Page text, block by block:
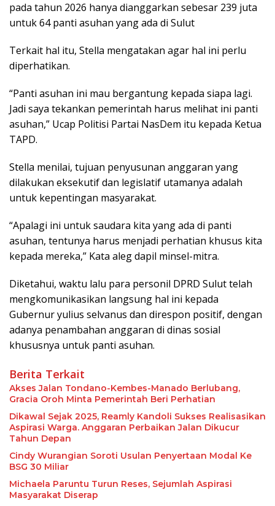
pada tahun 2026 hanya dianggarkan sebesar 239 juta
untuk 64 panti asuhan yang ada di Sulut
Terkait hal itu, Stella mengatakan agar hal ini perlu
diperhatikan.
“Panti asuhan ini mau bergantung kepada siapa lagi.
Jadi saya tekankan pemerintah harus melihat ini panti
asuhan,” Ucap Politisi Partai NasDem itu kepada Ketua
TAPD.
Stella menilai, tujuan penyusunan anggaran yang
dilakukan eksekutif dan legislatif utamanya adalah
untuk kepentingan masyarakat.
“Apalagi ini untuk saudara kita yang ada di panti
asuhan, tentunya harus menjadi perhatian khusus kita
kepada mereka,” Kata aleg dapil minsel-mitra.
Diketahui, waktu lalu para personil DPRD Sulut telah
mengkomunikasikan langsung hal ini kepada
Gubernur yulius selvanus dan direspon positif, dengan
adanya penambahan anggaran di dinas sosial
khususnya untuk panti asuhan.
Berita Terkait
Akses Jalan Tondano-Kembes-Manado Berlubang,
Gracia Oroh Minta Pemerintah Beri Perhatian
Dikawal Sejak 2025, Reamly Kandoli Sukses Realisasikan
Aspirasi Warga. Anggaran Perbaikan Jalan Dikucur
Tahun Depan
Cindy Wurangian Soroti Usulan Penyertaan Modal Ke
BSG 30 Miliar
Michaela Paruntu Turun Reses, Sejumlah Aspirasi
Masyarakat Diserap